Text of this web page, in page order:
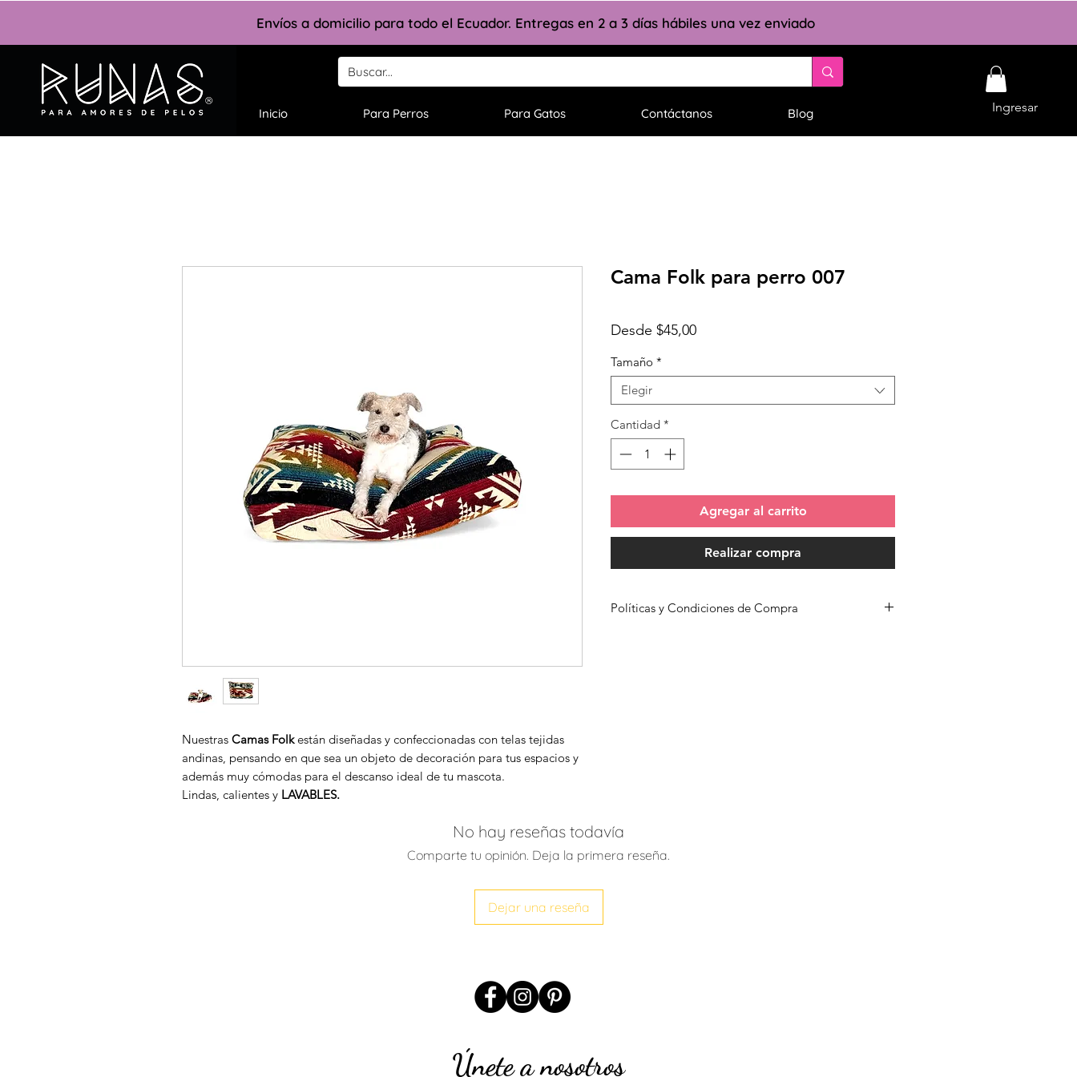
Inicio Para Perros Para Gatos Contáctanos Blog Ingresar
Envíos a domicilio para todo el Ecuador. Entregas en 2 a 3 días hábiles una vez enviado
Nuestras Camas Folkestán diseñadas y confeccionadas con telas tejidas
andinas, pensando en que sea un objeto de decoración para tus espacios y
además muy cómodas para el descanso ideal de tu mascota.
Lindas, calientes y LAVABLES.
Cama Folk para perro 007
Desde $45,00Precio
Tamaño *
Elegir
Cantidad *
Agregar al carrito
Realizar compra
Políticas y Condiciones de Compra
No hay reseñas todavía
Comparte tu opinión. Deja la primera reseña.
Dejar una reseña
Únete a nosotros